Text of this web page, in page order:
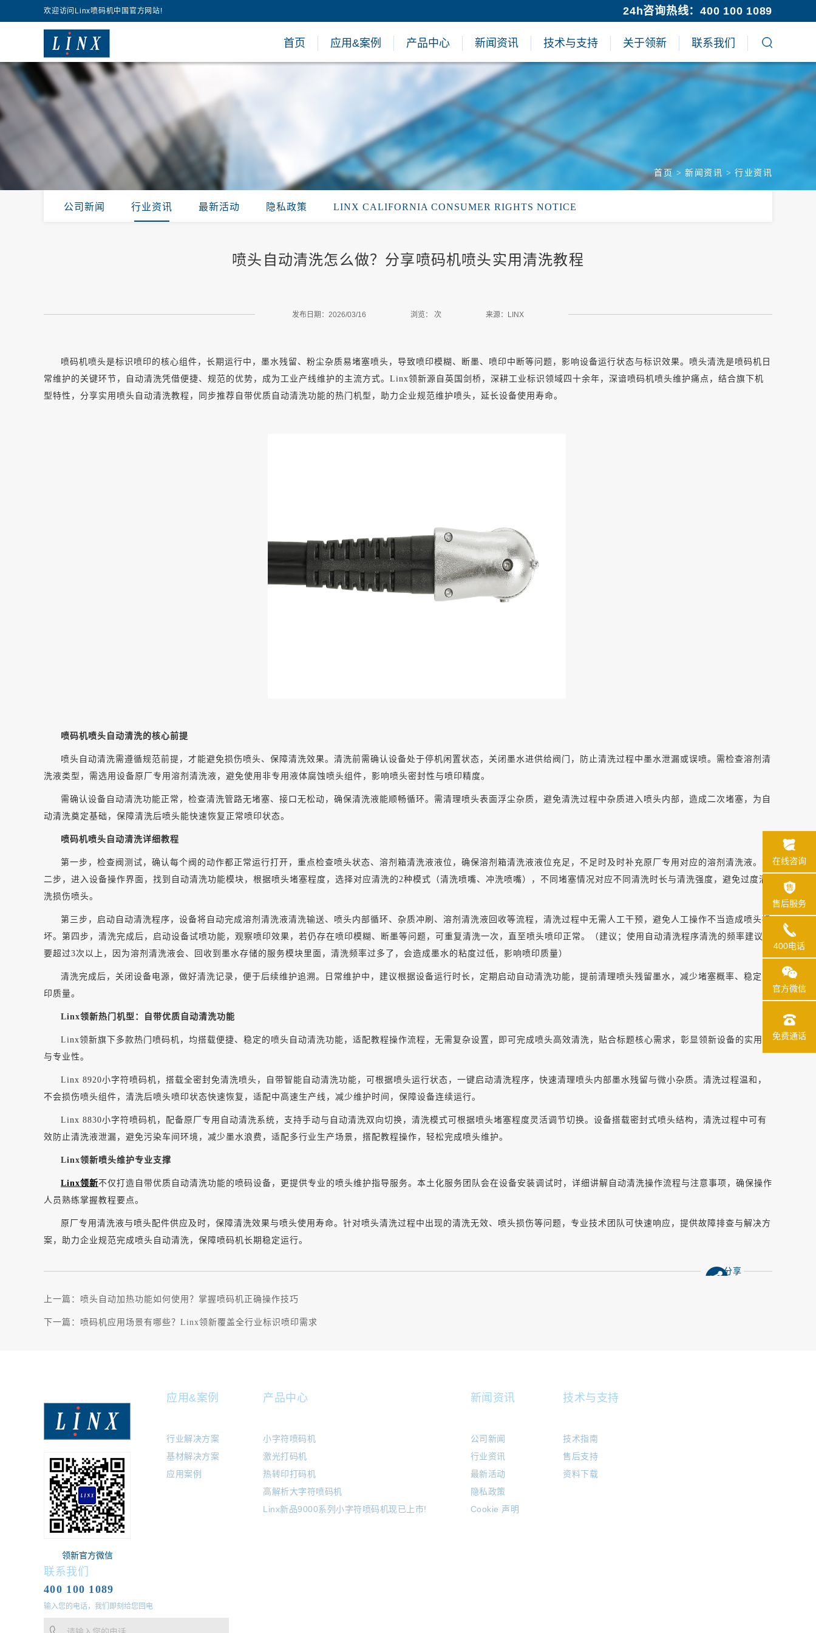
欢迎访问Linx喷码机中国官方网站! 24h咨询热线：400 100 1089
首页 应用&案例 产品中心 新闻资讯 技术与支持 关于领新 联系我们
首页 > 新闻资讯 > 行业资讯
公司新闻 行业资讯 最新活动 隐私政策 LINX CALIFORNIA CONSUMER RIGHTS NOTICE
喷头自动清洗怎么做？分享喷码机喷头实用清洗教程
发布日期：2026/03/16 浏览： 次 来源：LINX
喷码机喷头是标识喷印的核心组件，长期运行中，墨水残留、粉尘杂质易堵塞喷头，导致喷印模糊、断墨、喷印中断等问题，影响设备运行状态与标识效果。喷头清洗是喷码机日
常维护的关键环节，自动清洗凭借便捷、规范的优势，成为工业产线维护的主流方式。 Linx领新源自英国剑桥，深耕工业标识领域四十余年，深谙喷码机喷头维护痛点，结合旗下机
型特性，分享实用喷头自动清洗教程，同步推荐自带优质自动清洗功能的热门机型，助力企业规范维护喷头，延长设备使用寿命。
喷码机喷头自动清洗的核心前提
喷头自动清洗需遵循规范前提，才能避免损伤喷头、保障清洗效果。清洗前需确认设备处于停机闲置状态 ，关闭墨水进供给阀门 ，防止清洗过程中墨水泄漏或误喷。需检查溶剂清
洗液类型，需选用设备原厂专用 溶剂清洗液 ，避免使用非专用液体腐蚀喷头组件，影响喷头密封性与喷印精度。
需确认设备自动清洗功能正常，检查清洗管路无堵塞、接口无松动，确保清洗液能顺畅循环。需清理喷头表面浮尘杂质，避免清洗过程中杂质进入喷头内部，造成二次堵塞，为自
动清洗奠定基础，保障清洗后喷头能快速恢复正常喷印状态。
喷码机喷头自动清洗详细教程
第一步， 检查阀测试，确认每个阀的动作都正常运行打开 ，重点检查喷头状态、 溶剂箱清洗液液位，确保溶剂箱清洗液液位 充足，不足时及时补充原厂专用 对应的溶剂清洗液。第
二步，进入设备操作界面，找到自动清洗功能模块，根据喷头堵塞程度，选择对应清洗的2种模式（清洗喷嘴、冲洗喷嘴）， 不同堵塞情况对应不同清洗时长与清洗强度，避免过度清
洗损伤喷头。
第三步，启动自动清洗程序，设备将自动完成溶剂清洗液清洗输送、喷头内部循环、杂质冲刷、 溶剂清洗液回收等流程，清洗过程中无需人工干预，避免人工操作不当造成喷头损
坏。第四步，清洗完成后，启动设备试喷功能，观察喷印效果，若仍存在喷印模糊、断墨等问题，可重复清洗一次，直至喷头喷印正常。
（建议；使用自动清洗程序清洗的频率建议不
要超过3次以上，因为溶剂清洗液会、回收到墨水存储的服务模块里面，清洗频率过多了，会造成墨水的粘度过低，影响喷印质量）
清洗完成后，关闭设备电源，做好清洗记录，便于后续维护追溯。日常维护中，建议根据设备运行时长，定期启动自动清洗功能，提前清理喷头残留墨水，减少堵塞概率、 稳定喷
印质量。
Linx领新热门机型：自带优质自动清洗功能
Linx领新旗下多款热门喷码机，均搭载便捷、稳定的喷头自动清洗功能，适配教程操作流程，无需复杂设置，即可完成喷头高效清洗，贴合标题核心需求，彰显领新设备的实用性
与专业性。
Linx 8920小字符喷码机，搭载全密封免清洗喷头，自带智能自动清洗功能，可根据喷头运行状态，一键启动清洗程序，快速清理喷头内部墨水残留与微小杂质。清洗过程温和，
不会损伤喷头组件，清洗后喷头喷印状态快速恢复，适配中高速生产线，减少维护时间，保障设备连续运行。
Linx 8830小字符喷码机，配备原厂专用自动清洗系统，支持手动与自动清洗双向切换，清洗模式可根据喷头堵塞程度灵活调节切换。设备搭载密封式喷头结构，清洗过程中可有
效防止清洗液泄漏，避免污染车间环境，减少墨水浪费，适配多行业生产场景，搭配教程操作，轻松完成喷头维护。
Linx领新喷头维护专业支撑
Linx领新不仅打造自带优质自动清洗功能的喷码设备，更提供专业的喷头维护指导服务。本土化服务团队会在设备安装调试时，详细讲解自动清洗操作流程与注意事项，确保操作
人员熟练掌握教程要点。
原厂专用清洗液与喷头配件供应及时，保障清洗效果与喷头使用寿命。针对喷头清洗过程中出现的清洗无效、喷头损伤等问题，专业技术团队可快速响应，提供故障排查与解决方
案，助力企业规范完成喷头自动清洗，保障喷码机长期稳定运行。
上一篇： 喷头自动加热功能如何使用？掌握喷码机正确操作技巧
下一篇： 喷码机应用场景有哪些？Linx领新覆盖全行业标识喷印需求
分享
领新官方微信
应用&案例
行业解决方案
基材解决方案
应用案例
产品中心
小字符喷码机
激光打码机
热转印打码机
高解析大字符喷码机
Linx新品9000系列小字符喷码机现已上市!
新闻资讯
公司新闻
行业资讯
最新活动
隐私政策
Cookie 声明
技术与支持
技术指南
售后支持
资料下载
联系我们
400 100 1089
输入您的电话，我们即刻给您回电
在线咨询
售后服务
400电话
官方微信
免费通话